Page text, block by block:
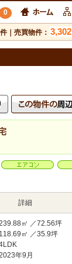
0
件｜売買物件： 3,302
詳細
239.88㎡ ／72.56坪
118.69㎡ ／35.9坪
年9月